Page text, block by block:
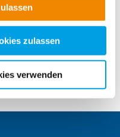
Sie können mittels
für diese
Einwilligung stets
Sie: Ihre
der von Ihnen
Website-
wir aufgrund
zulassen
verwenden